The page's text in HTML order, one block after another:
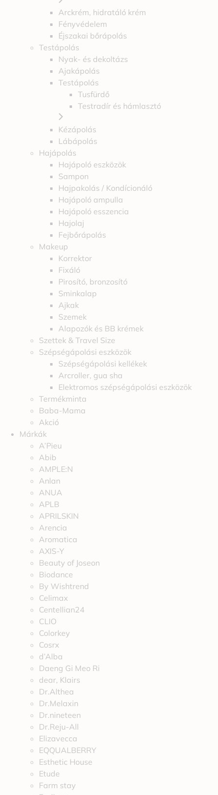
Arckrém, hidratáló krém
Fényvédelem
Éjszakai bőrápolás
Testápolás
Nyak- és dekoltázs
Ajakápolás
Testápolás
Tusfürdő
Testradír és hámlasztó
Kézápolás
Lábápolás
Hajápolás
Hajápoló eszközök
Sampon
Hajpakolás / Kondícionáló
Hajápoló ampulla
Hajápoló esszencia
Hajolaj
Fejbőrápolás
Makeup
Korrektor
Fixáló
Pirosító, bronzosító
Sminkalap
Ajkak
Szemek
Alapozók és BB krémek
Szettek & Travel Size
Szépségápolási eszközök
Szépségápolási kellékek
Arcroller, gua sha
Elektromos szépségápolási eszközök
Termékminta
Baba-Mama
Akció
Márkák
A’Pieu
Abib
AMPLE:N
Anlan
ANUA
APLB
APRILSKIN
Arencia
Aromatica
AXIS-Y
Beauty of Joseon
Biodance
By Wishtrend
Celimax
Centellian24
CLIO
Colorkey
Cosrx
d’Alba
Daeng Gi Meo Ri
dear, Klairs
Dr.Althea
Dr.Melaxin
Dr.nineteen
Dr.Reju-All
Elizavecca
EQQUALBERRY
Esthetic House
Etude
Farm stay